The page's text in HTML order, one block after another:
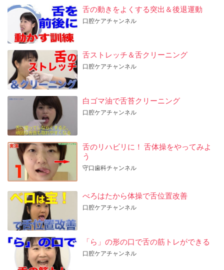
舌の動きをよくする突出＆後退運動
口腔ケアチャンネル
舌ストレッチ＆舌クリーニング
口腔ケアチャンネル
白ゴマ油で舌苔クリーニング
口腔ケアチャンネル
舌のリハビリに！ 舌体操をやってみよ
う
守口歯科チャンネル
べろはたから体操で舌位置改善
口腔ケアチャンネル
「ら」の形の口で舌の筋トレができる
口腔ケアチャンネル